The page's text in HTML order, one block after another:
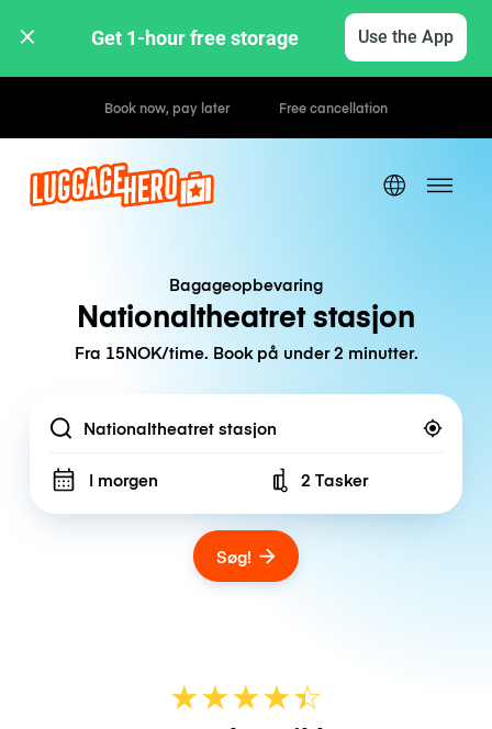
Get 1-hour free storage Use the App
Hourly / Daily Rates
Bagageopbevaring
Nationaltheatret stasjon
Fra 15NOK/time. Book på under 2 minutter.
Location
I morgen Number of bags
2 Tasker
Søg!
★★★★☆
★